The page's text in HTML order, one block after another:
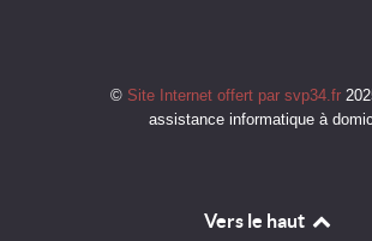
© Site Internet offert par svp34.fr
assistance informatique à
Vers le haut